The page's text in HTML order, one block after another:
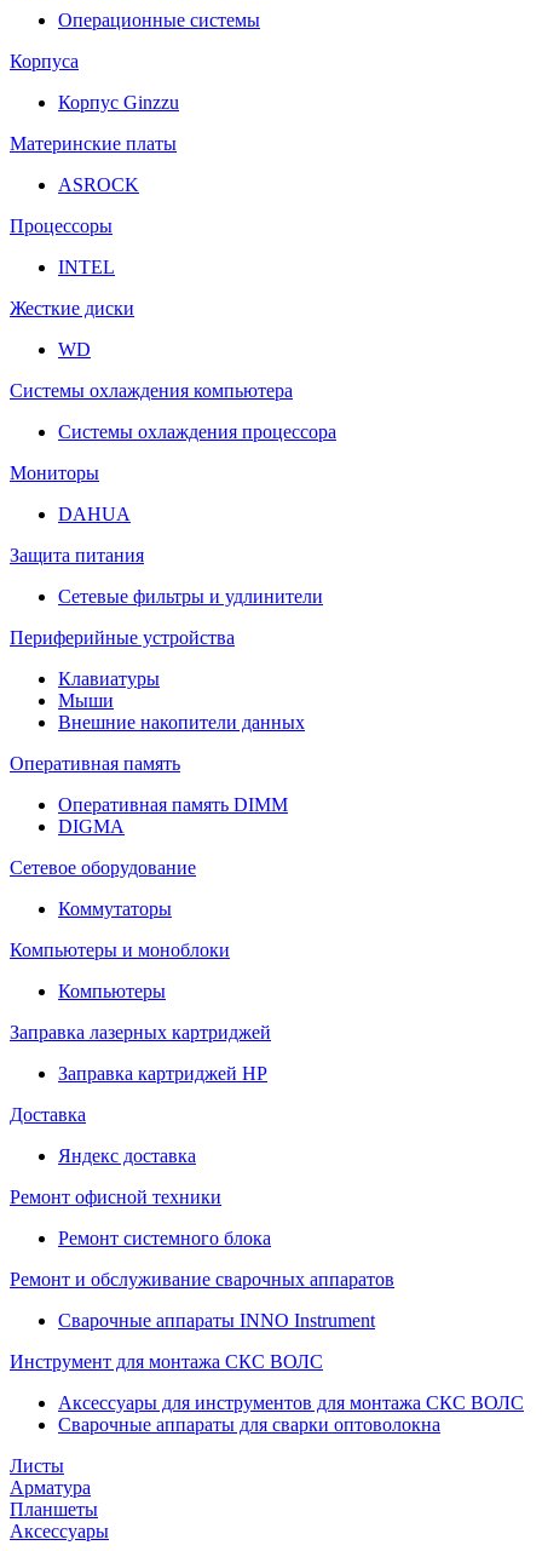
Операционные системы
Корпуса
Корпус Ginzzu
Материнские платы
ASROCK
Процессоры
INTEL
Жесткие диски
WD
Системы охлаждения компьютера
Системы охлаждения процессора
Мониторы
DAHUA
Защита питания
Сетевые фильтры и удлинители
Периферийные устройства
Клавиатуры
Мыши
Внешние накопители данных
Оперативная память
Оперативная память DIMM
DIGMA
Сетевое оборудование
Коммутаторы
Компьютеры и моноблоки
Компьютеры
Заправка лазерных картриджей
Заправка картриджей HP
Доставка
Яндекс доставка
Ремонт офисной техники
Ремонт системного блока
Ремонт и обслуживание сварочных аппаратов
Сварочные аппараты INNO Instrument
Инструмент для монтажа СКС ВОЛС
Аксессуары для инструментов для монтажа СКС ВОЛС
Сварочные аппараты для сварки оптоволокна
Листы
Арматура
Планшеты
Аксессуары